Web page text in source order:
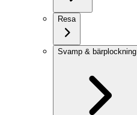
Resa
Svamp & bärplockning